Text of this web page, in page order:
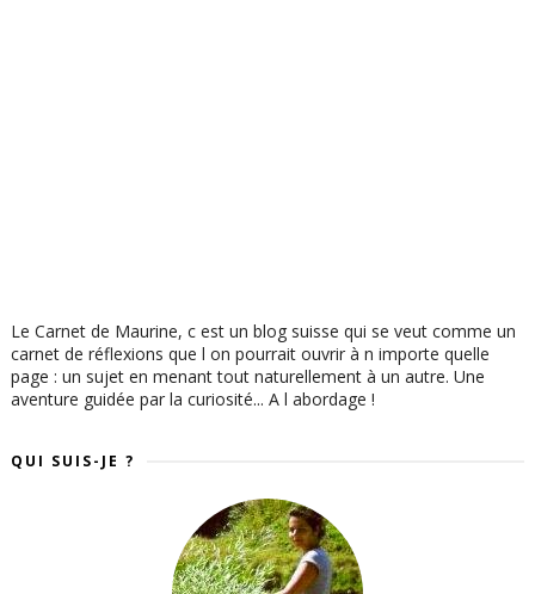
Le Carnet de Maurine, c est un blog suisse qui se veut comme un
carnet de réflexions que l on pourrait ouvrir à n importe quelle
page : un sujet en menant tout naturellement à un autre. Une
aventure guidée par la curiosité... A l abordage !
QUI SUIS-JE ?